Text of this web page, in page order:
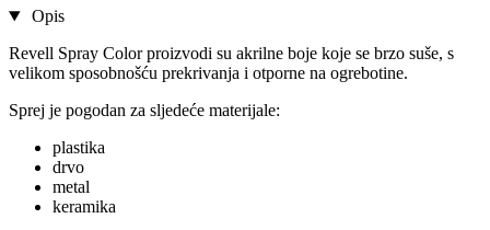
Opis
Revell Spray Color proizvodi su akrilne boje koje se brzo suše, s
velikom sposobnošću prekrivanja i otporne na ogrebotine.
Sprej je pogodan za sljedeće materijale:
plastika
drvo
metal
keramika